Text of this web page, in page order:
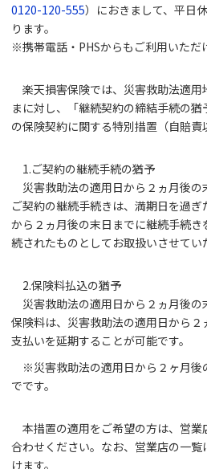
0120-120-555）におきまして、平日
ります。
※携帯電話・PHSからもご利用いただ
楽天損害保険では、災害救助法適
まに対し、「継続契約の締結手続の猶
の保険契約に関する特別措置（自賠責
1.ご契約の継続手続の猶予
災害救助法の適用日から２ヵ月後
ご契約の継続手続きは、満期日を過
から２ヵ月後の末日までに継続手続
続されたものとしてお取扱いさせてい
2.保険料払込の猶予
災害救助法の適用日から２ヵ月後
保険料は、災害救助法の適用日から
支払いを延期することが可能です。
※災害救助法の適用日から２ヶ月後
でです。
本措置の適用をご希望の方は、営
合わせください。なお、営業店の一覧
けます。